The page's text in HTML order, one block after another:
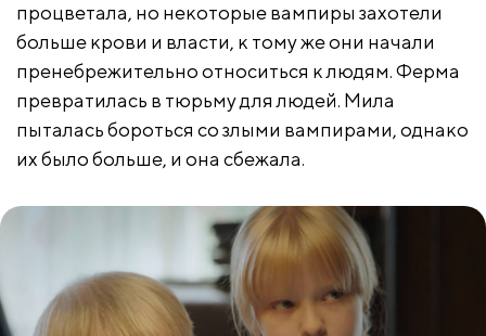
процветала, но некоторые вампиры захотели
больше крови и власти, к тому же они начали
пренебрежительно относиться к людям. Ферма
превратилась в тюрьму для людей. Мила
пыталась бороться со злыми вампирами, однако
их было больше, и она сбежала.